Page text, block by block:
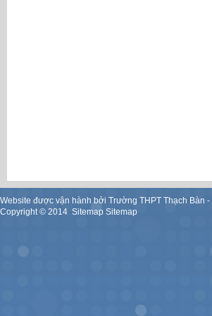
Website được vận hành bởi Trường THPT Thạch Bàn
Copyright © 2014. Sitemap Sitemap